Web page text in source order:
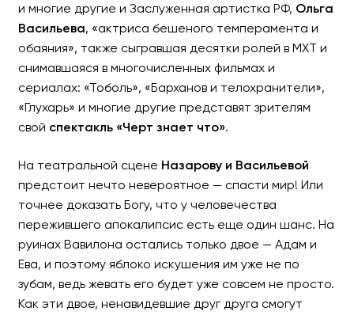
и многие другие и Заслуженная артистка РФ, Ольга
Васильева, «актриса бешеного темперамента и
обаяния», также сыгравшая десятки ролей в МХТ и
снимавшаяся в многочисленных фильмах и
сериалах: «Тоболь», «Барханов и телохранители»,
«Глухарь» и многие другие представят зрителям
свой спектакль «Черт знает что».
На театральной сцене Назарову и Васильевой
предстоит нечто невероятное — спасти мир! Или
точнее доказать Богу, что у человечества
пережившего апокалипсис есть еще один шанс. На
руинах Вавилона остались только двое — Адам и
Ева, и поэтому яблоко искушения им уже не по
зубам, ведь жевать его будет уже совсем не просто.
Как эти двое, ненавидевшие друг друга смогут